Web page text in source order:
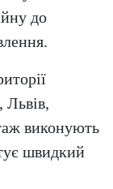
до
виконують
швидкий